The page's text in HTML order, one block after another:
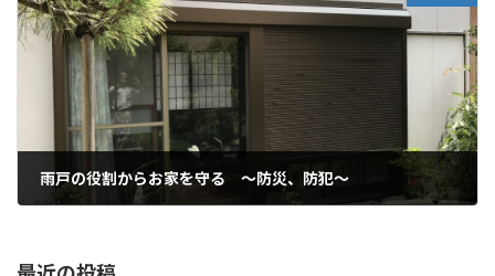
雨戸の役割からお家を守る ～防災、防犯～